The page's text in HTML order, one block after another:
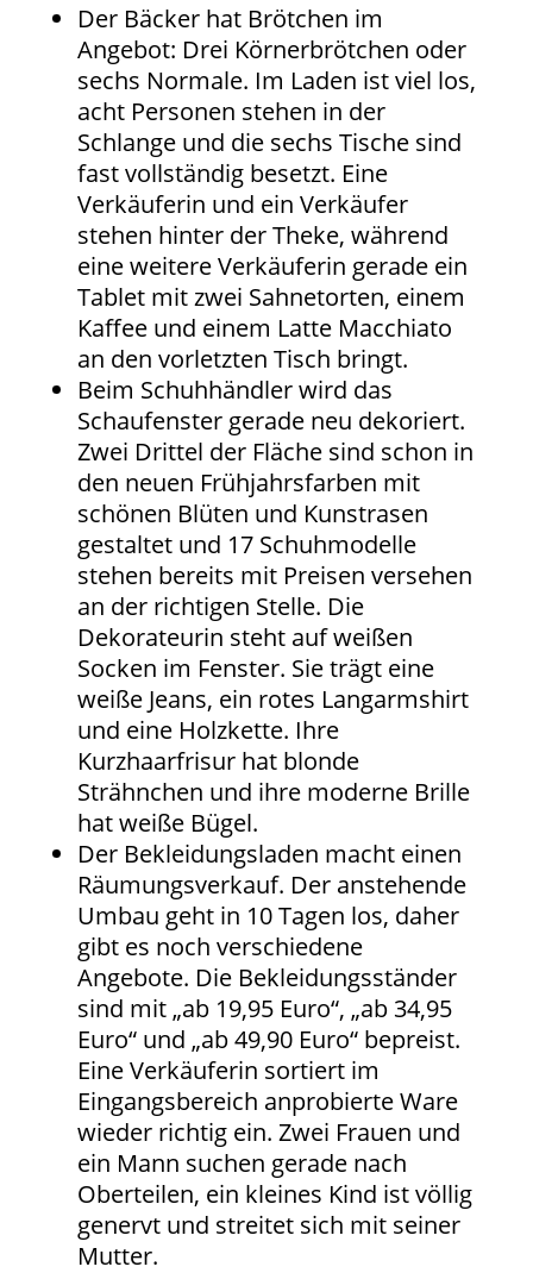
Der Bäcker hat Brötchen im
Angebot: Drei Körnerbrötchen oder
sechs Normale. Im Laden ist viel los,
acht Personen stehen in der
Schlange und die sechs Tische sind
fast vollständig besetzt. Eine
Verkäuferin und ein Verkäufer
stehen hinter der Theke, während
eine weitere Verkäuferin gerade ein
Tablet mit zwei Sahnetorten, einem
Kaffee und einem Latte Macchiato
an den vorletzten Tisch bringt.
Beim Schuhhändler wird das
Schaufenster gerade neu dekoriert.
Zwei Drittel der Fläche sind schon in
den neuen Frühjahrsfarben mit
schönen Blüten und Kunstrasen
gestaltet und 17 Schuhmodelle
stehen bereits mit Preisen versehen
an der richtigen Stelle. Die
Dekorateurin steht auf weißen
Socken im Fenster. Sie trägt eine
weiße Jeans, ein rotes Langarmshirt
und eine Holzkette. Ihre
Kurzhaarfrisur hat blonde
Strähnchen und ihre moderne Brille
hat weiße Bügel.
Der Bekleidungsladen macht einen
Räumungsverkauf. Der anstehende
Umbau geht in 10 Tagen los, daher
gibt es noch verschiedene
Angebote. Die Bekleidungsständer
sind mit „ab 19,95 Euro“, „ab 34,95
Euro“ und „ab 49,90 Euro“ bepreist.
Eine Verkäuferin sortiert im
Eingangsbereich anprobierte Ware
wieder richtig ein. Zwei Frauen und
ein Mann suchen gerade nach
Oberteilen, ein kleines Kind ist völlig
genervt und streitet sich mit seiner
Mutter.